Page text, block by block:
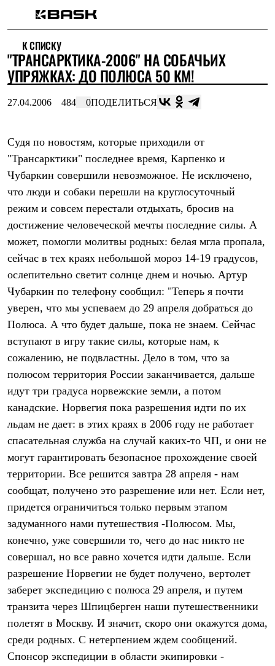
Интернет-магазин
Мужская одежда
Утепленная пухом
Куртки
Жилеты
Куртки
Брюки
Штормовая одежда
Куртки
Софтшелл одежда
Куртки
Брюки
Флисовая одежда
Куртки
Брюки
Термобелье
Теплое термобелье
Легкое термобелье
Лёгкая одежда
Футболки
Рубашки
Толстовки
Брюки
Женская одежда
Утепленная пухом
Брюки
Жилеты
Утепленная синтетикой
Куртки
Брюки
Штормовая одежда
Софтшелл одежда
Куртки
Брюки
Лёгкая одежда
Рубашки
Футболки
Брюки
Термобелье
Теплое термобелье
Среднее термобелье
Легкое термобелье
Флисовая одежда
К СПИСКУ
"ТРАНСАРКТИКА-2006" НА СОБАЧЬИХ
УПРЯЖКАХ: ДО ПОЛЮСА 50 КМ!
27.04.2006 484 0ПОДЕЛИТЬСЯ
Судя по новостям, которые приходили от
"Трансарктики" последнее время, Карпенко и
Чубаркин совершили невозможное. Не исключено,
что люди и собаки перешли на круглосуточный
режим и совсем перестали отдыхать, бросив на
достижение человеческой мечты последние силы. А
может, помогли молитвы родных: белая мгла пропала,
сейчас в тех краях небольшой мороз 14-19 градусов,
ослепительно светит солнце днем и ночью. Артур
Чубаркин по телефону сообщил: "Теперь я почти
уверен, что мы успеваем до 29 апреля добраться до
Полюса. А что будет дальше, пока не знаем. Сейчас
вступают в игру такие силы, которые нам, к
сожалению, не подвластны. Дело в том, что за
полюсом территория России заканчивается, дальше
идут три градуса норвежские земли, а потом
канадские. Норвегия пока разрешения идти по их
льдам не дает: в этих краях в 2006 году не работает
спасательная служба на случай каких-то ЧП, и они не
могут гарантировать безопасное прохождение своей
территории. Все решится завтра 28 апреля - нам
сообщат, получено это разрешение или нет. Если нет,
придется ограничиться только первым этапом
задуманного нами путешествия -Полюсом. Мы,
конечно, уже совершили то, чего до нас никто не
совершал, но все равно хочется идти дальше. Если
разрешение Норвегии не будет получено, вертолет
заберет экспедицию с полюса 29 апреля, и путем
транзита через Шпицберген наши путешественники
полетят в Москву. И значит, скоро они окажутся дома,
среди родных. С нетерпением ждем сообщений.
Спонсор экспедиции в области экипировки -